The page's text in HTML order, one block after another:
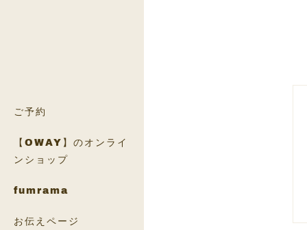
ご予約
【OWAY】のオンライ
ンショップ
fumrama
お伝えページ